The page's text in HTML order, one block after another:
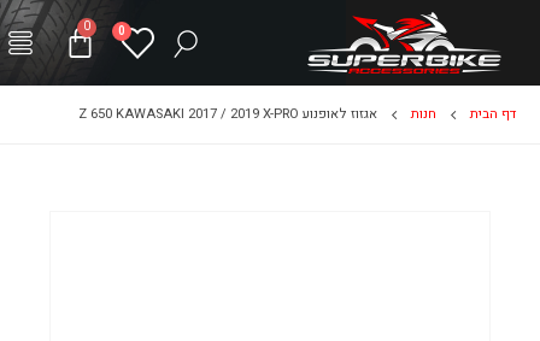
0
0
דף הבית חנות אגזוז לאופנוע Z 650 KAWASAKI 2017 / 2019 X-PRO